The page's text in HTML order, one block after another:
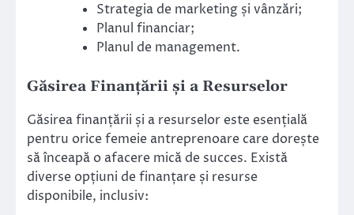
Strategia de marketing și vânzări;
Planul financiar;
Planul de management.
Găsirea Finanțării și a Resurselor
Găsirea finanțării și a resurselor este esențială
pentru orice femeie antreprenoare care dorește
să înceapă o afacere mică de succes. Există
diverse opțiuni de finanțare și resurse
disponibile, inclusiv: